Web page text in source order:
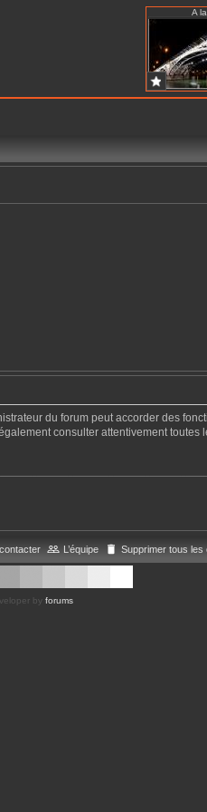
A
du forum peut accorder des
consulter attentivement toutes
Supprimer tous les
L’équipe
by forums